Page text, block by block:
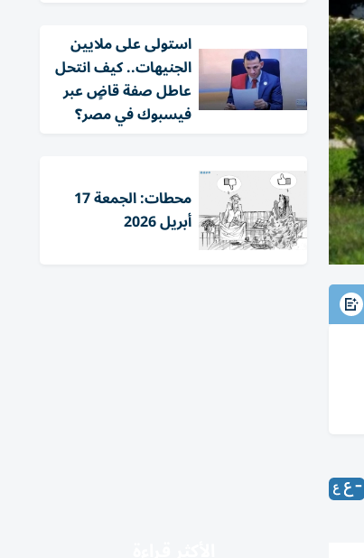
استولى على ملايين
الجنيهات.. كيف انتحل
عاطل صفة قاضٍ عبر
فيسبوك في مصر؟
محطات: الجمعة 17
أبريل 2026